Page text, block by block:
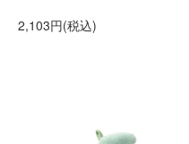
2,103円(税込)